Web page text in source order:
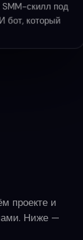
SMM-скилл под
бот, который
почте,
и
проекте и
Ниже —